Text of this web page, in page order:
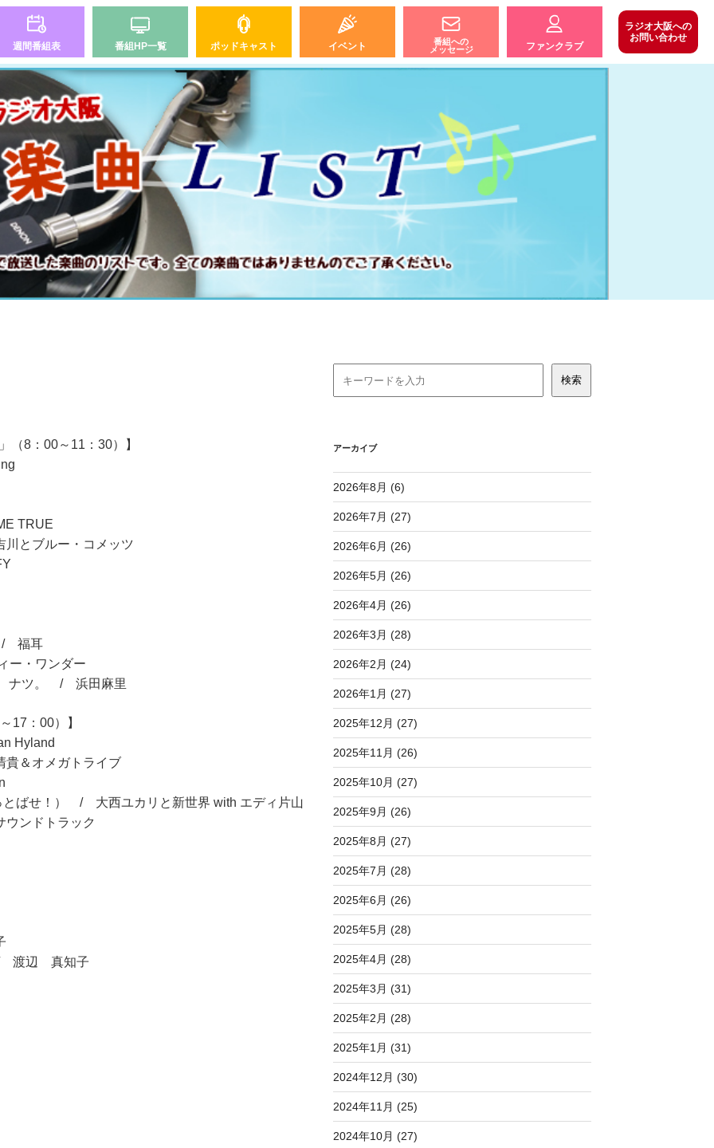
週間番組表 番組HP一覧 ポッドキャスト イベント
番組への
メッセージ
ファンクラブ
ラジオ大阪への
お問い合わせ
（8：00～11：30）】
TRUE
とブルー・コメッツ
/ 福耳
・ワンダー
ナツ。 / 浜田麻里
17：00）】
Hyland
オメガトライブ
ばせ！） / 大西ユカリと新世界 with エディ片山
ンドトラック
/ 渡辺 真知子
アーカイブ
2026年8月 (6)
2026年7月 (27)
2026年6月 (26)
2026年5月 (26)
2026年4月 (26)
2026年3月 (28)
2026年2月 (24)
2026年1月 (27)
2025年12月 (27)
2025年11月 (26)
2025年10月 (27)
2025年9月 (26)
2025年8月 (27)
2025年7月 (28)
2025年6月 (26)
2025年5月 (28)
2025年4月 (28)
2025年3月 (31)
2025年2月 (28)
2025年1月 (31)
2024年12月 (30)
2024年11月 (25)
2024年10月 (27)